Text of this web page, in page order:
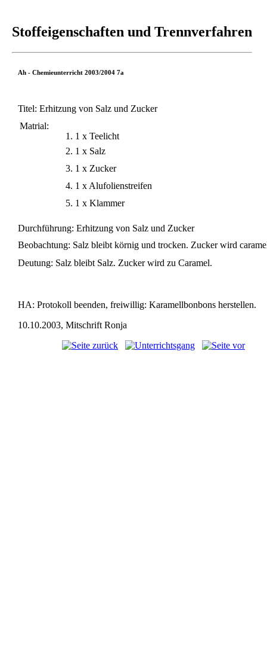
Stoffeigenschaften und Trennverfahren
Ah - Chemieunterricht 2003/2004 7a
Titel: Erhitzung von Salz und Zucker
Matrial:
1 x Teelicht
1 x Salz
1 x Zucker
1 x Alufolienstreifen
1 x Klammer
Durchführung: Erhitzung von Salz und Zucker
Beobachtung: Salz bleibt körnig und trocken. Zucker wird
Deutung: Salz bleibt Salz. Zucker wird zu Caramel.
HA: Protokoll beenden, freiwillig: Karamellbonbons herstellen.
10.10.2003, Mitschrift Ronja